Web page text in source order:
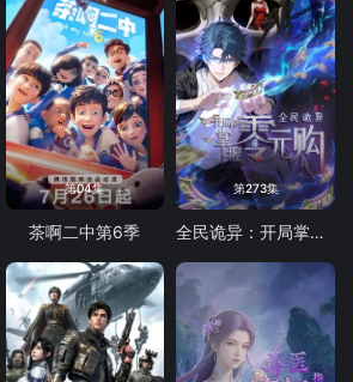
第04集
茶啊二中第6季
第273集
全民诡异：开局掌握零元购